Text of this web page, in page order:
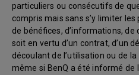
particuliers ou consécutifs de
compris mais sans s’y limiter les
de bénéfices, d’informations, de
soit en vertu d’un contrat, d’un
découlant de l’utilisation ou de
même si BenQ a été informé de